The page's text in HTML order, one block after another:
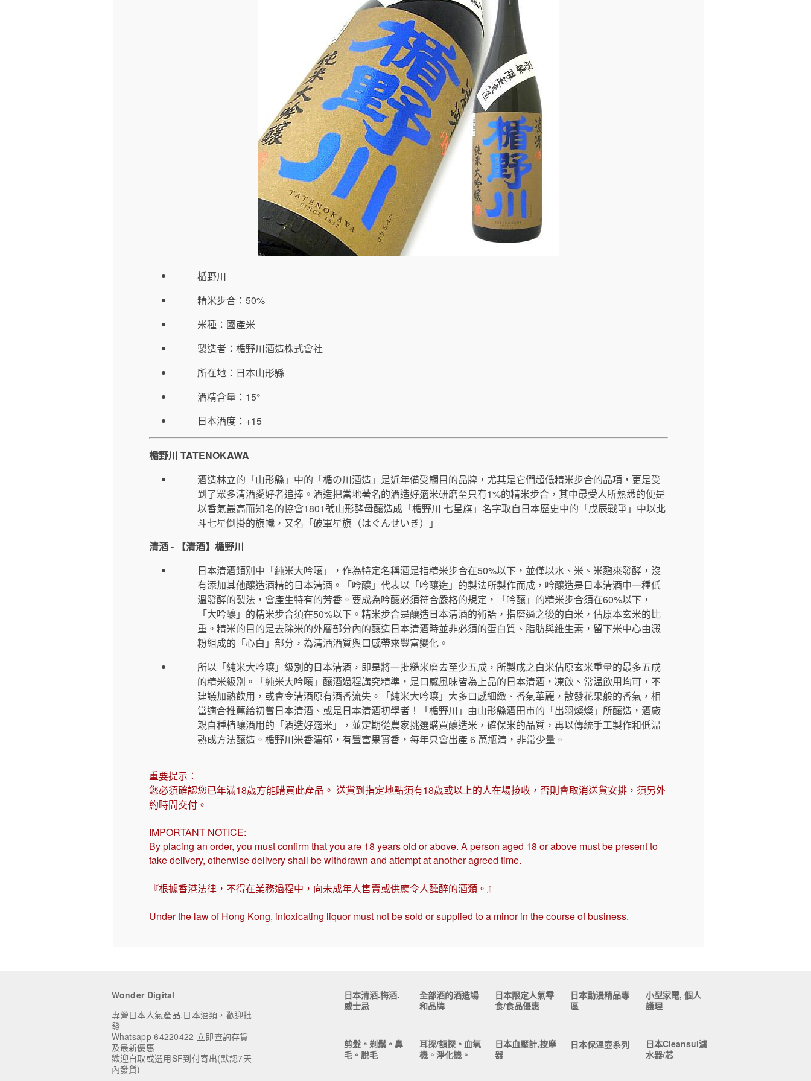
楯野川
精米步合：50%
米種：國產米
製造者：楯野川酒造株式會社
所在地：日本山形縣
酒精含量：15°
日本酒度：+15
楯野川 TATENOKAWA
酒造林立的「山形縣」中的「楯の川酒造」是近年備受觸目的品牌，尤其是它們超低精米步合的品項，更是受
到了眾多清酒愛好者追捧。酒造把當地著名的酒造好適米研磨至只有1%的精米步合，其中最受人所熟悉的便是
以香氣最高而知名的協會1801號山形酵母釀造成「楯野川 七星旗」名字取自日本歷史中的「戊辰戰爭」中以北
斗七星倒掛的旗幟，又名「破軍星旗（はぐんせいき）」
清酒 - 【清酒】楯野川
日本清酒類別中「純米大吟嚷」，作為特定名稱酒是指精米步合在50%以下，並僅以水、米、米麴來發酵，沒
有添加其他釀造酒精的日本清酒。「吟釀」代表以「吟釀造」的製法所製作而成，吟釀造是日本清酒中一種低
溫發酵的製法，會產生特有的芳香。要成為吟釀必須符合嚴格的規定，「吟釀」的精米步合須在60%以下，
「大吟釀」的精米步合須在50%以下。精米步合是釀造日本清酒的術語，指磨過之後的白米，佔原本玄米的比
重。精米的目的是去除米的外層部分內的釀造日本清酒時並非必須的蛋白質、脂肪與維生素，留下米中心由澱
粉組成的「心白」部分，為清酒酒質與口感帶來豐富變化。
所以「純米大吟嚷」級別的日本清酒，即是將一批糙米磨去至少五成，所製成之白米佔原玄米重量的最多五成
的精米級別。「純米大吟嚷」釀酒過程講究精準，是口感風味皆為上品的日本清酒，凍飲、常温飲用均可，不
建議加熱飲用，或會令清酒原有酒香流失。「純米大吟嚷」大多口感細緻、香氣華麗，散發花果般的香氣，相
當適合推薦給初嘗日本清酒、或是日本清酒初學者！「楯野川」由山形縣酒田市的「出羽燦燦」所釀造，酒廠
親自種植釀酒用的「酒造好適米」，並定期從農家挑選購買釀造米，確保米的品質，再以傳統手工製作和低温
熟成方法釀造。楯野川米香濃郁，有豐富果實香，每年只會出產 6 萬瓶清，非常少量。
重要提示：
您必須確認您已年滿18歲方能購買此產品。 送貨到指定地點須有18歲或以上的人在場接收，否則會取消送貨安排，須另外
約時間交付。
IMPORTANT NOTICE:
By placing an order, you must confirm that you are 18 years old or above. A person aged 18 or above must be present to
take delivery, otherwise delivery shall be withdrawn and attempt at another agreed time.
『根據香港法律，不得在業務過程中，向未成年人售賣或供應令人醺醉的酒類。』
Under the law of Hong Kong, intoxicating liquor must not be sold or supplied to a minor in the course of business.
Wonder Digital
專營日本人氣產品.日本酒類，歡迎批
發
Whatsapp 64220422 立即查詢存貨
及最新優惠
歡迎自取或選用SF到付寄出(默認7天
內發貨)
日本清酒.梅酒.
威士忌
全部酒的酒造場
和品牌
日本限定人氣零
食/食品優惠
日本動漫精品專
區
小型家電, 個人
護理
剪髮。剃鬚。鼻
毛。脫毛
耳探/額探。血氧
機。淨化機。
日本血壓計,按摩
器
日本保溫壺系列
日本Cleansui濾
水器/芯